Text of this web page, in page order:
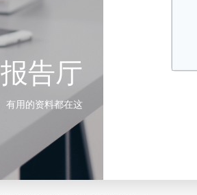
报告厅
有用的资料都在这